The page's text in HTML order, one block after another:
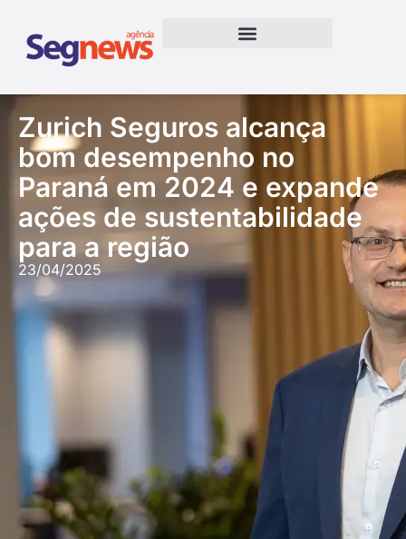
Zurich Seguros alcança
bom desempenho no
Paraná em 2024 e expande
ações de sustentabilidade
para a região
23/04/2025